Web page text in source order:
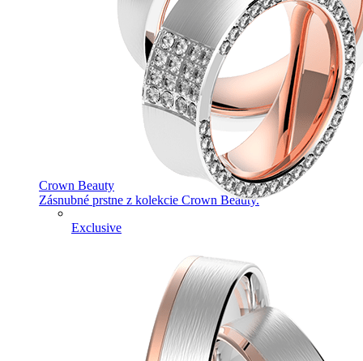
Crown Beauty
Zásnubné prstne z kolekcie Crown Beauty.
Exclusive